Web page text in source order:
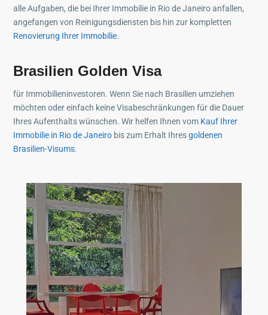
alle Aufgaben, die bei Ihrer Immobilie in Rio de Janeiro anfallen,
angefangen von Reinigungsdiensten bis hin zur kompletten
Renovierung Ihrer Immobilie.
Brasilien Golden Visa
für Immobilieninvestoren. Wenn Sie nach Brasilien umziehen
möchten oder einfach keine Visabeschränkungen für die Dauer
Ihres Aufenthalts wünschen. Wir helfen Ihnen vom Kauf Ihrer
Immobilie in Rio de Janeiro bis zum Erhalt Ihresgoldenen
Brasilien-Visums.